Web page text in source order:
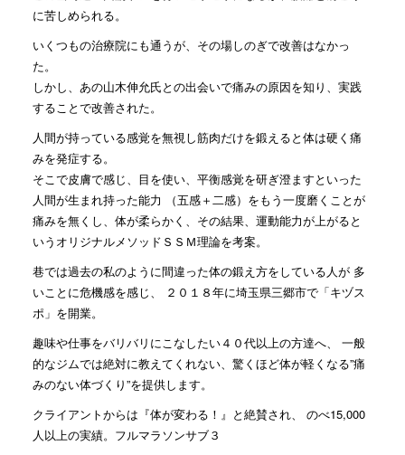
に苦しめられる。
いくつもの治療院にも通うが、その場しのぎで改善はなかっ
た。
しかし、あの山木伸允氏との出会いで痛みの原因を知り、実践
することで改善された。
人間が持っている感覚を無視し筋肉だけを鍛えると体は硬く痛
みを発症する。
そこで皮膚で感じ、目を使い、平衡感覚を研ぎ澄ますといった
人間が生まれ持った能力 （五感＋二感）をもう一度磨くことが
痛みを無くし、体が柔らかく、その結果、運動能力が上がると
いうオリジナルメソッドＳＳＭ理論を考案。
巷では過去の私のように間違った体の鍛え方をしている人が 多
いことに危機感を感じ、 ２０１８年に埼玉県三郷市で「キヅス
ポ」を開業。
趣味や仕事をバリバリにこなしたい４０代以上の方達へ、 一般
的なジムでは絶対に教えてくれない、驚くほど体が軽くなる”痛
みのない体づくり”を提供します。
クライアントからは『体が変わる！』と絶賛され、 のべ15,000
人以上の実績。フルマラソンサブ３